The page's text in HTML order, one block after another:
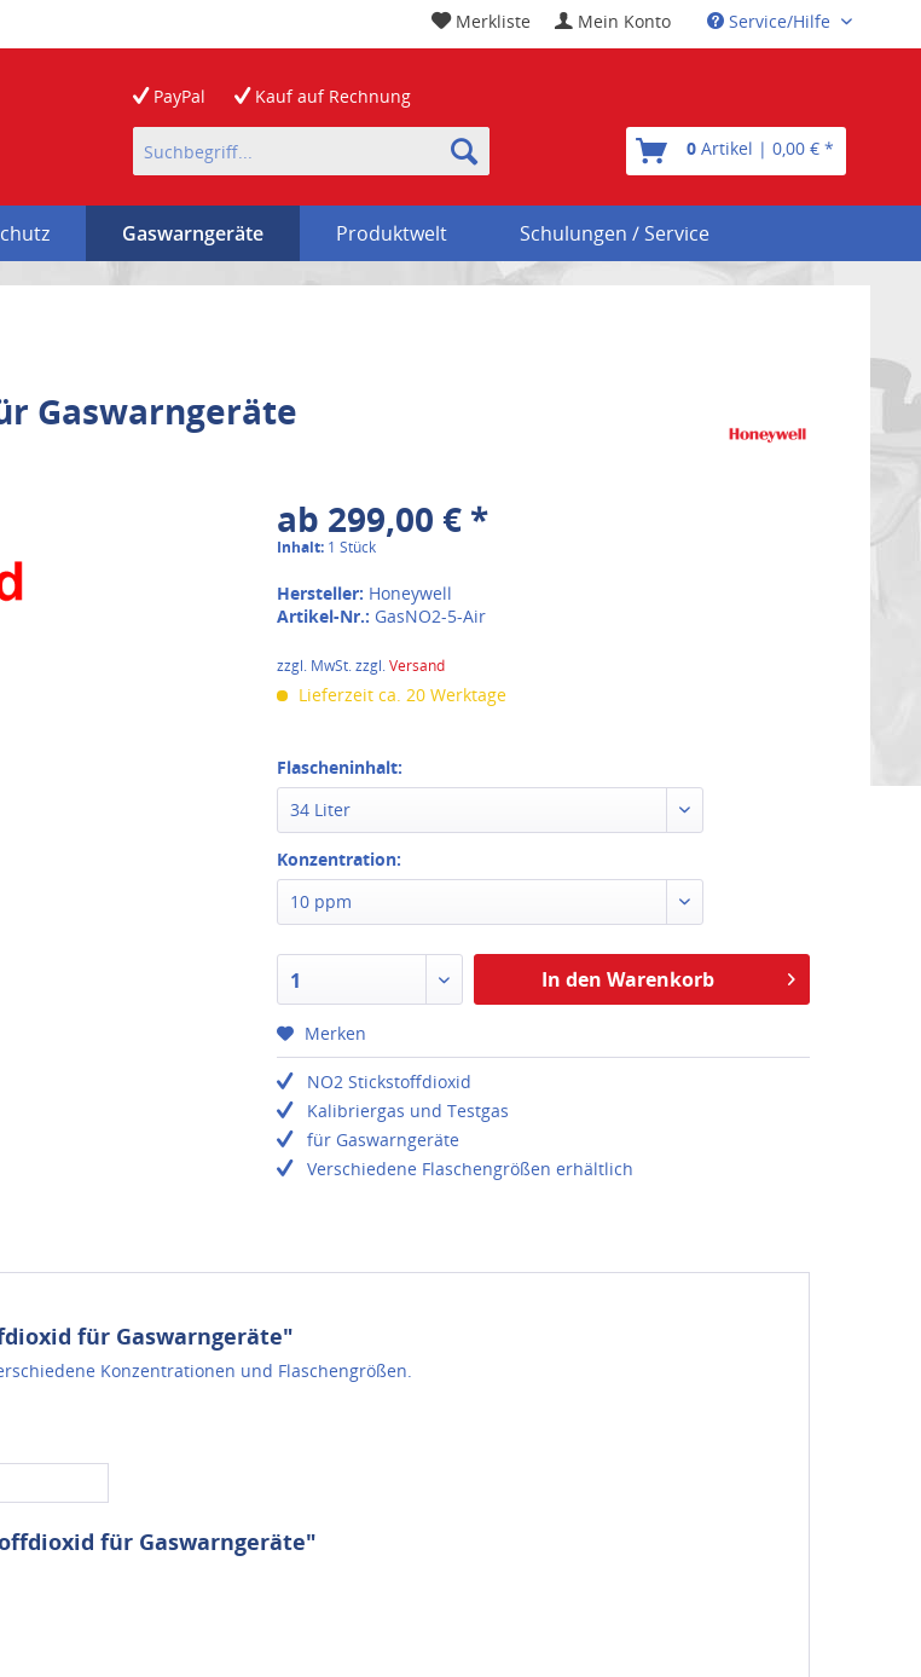
Service/Hilfe
Mein Konto
Merkliste
PayPal Kauf auf Rechnung
0 Artikel | 0,00 € *
Gaswarngeräte Produktwelt Schulungen / Service
Gaswarngeräte
ab 299,00 € *
Inhalt: 1 Stück
Hersteller: Honeywell
Artikel-Nr.: GasNO2-5-Air
zzgl. MwSt. zzgl.Versand
Lieferzeit ca. 20 Werktage
Flascheninhalt:
34 Liter
Konzentration:
10 ppm
1 In den Warenkorb
Merken
NO2 Stickstoffdioxid
Kalibriergas und Testgas
für Gaswarngeräte
Verschiedene Flaschengrößen erhältlich
für Gaswarngeräte"
Konzentrationen und Flaschengrößen.
für Gaswarngeräte"